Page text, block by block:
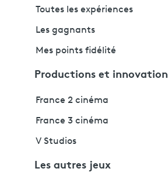
Toutes les expériences
Les gagnants
Mes points fidélité
Productions et innovation
France 2 cinéma
France 3 cinéma
V Studios
Les autres jeux